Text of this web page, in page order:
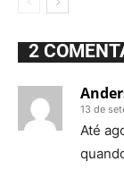
2
13 de
Até